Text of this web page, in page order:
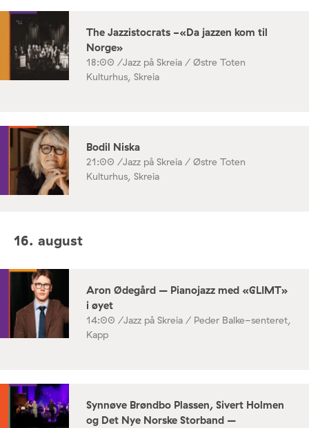
The Jazzistocrats -«Da jazzen kom til
Norge»
18:00 /Jazz på Skreia / Østre Toten
Kulturhus, Skreia
Bodil Niska
21:00 /Jazz på Skreia / Østre Toten
Kulturhus, Skreia
16. august
Aron Ødegård – Pianojazz med «GLIMT»
i øyet
14:00 /Jazz på Skreia / Peder Balke-senteret,
Kapp
Synnøve Brøndbo Plassen, Sivert Holmen
og Det Nye Norske Storband –